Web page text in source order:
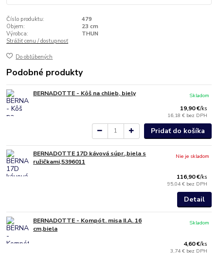
Číslo produktu:
479
Objem:
23 cm
Výrobca:
THUN
Strážiť cenu / dostupnosť
Do obľúbených
Podobné produkty
BERNADOTTE - Kôš na chlieb, biely
19,90 €/ks
16,18 € bez DPH
Skladom
Pridať do košíka
BERNADOTTE 17D kávová súpr.,biela s
ružičkami,5396011
116,90 €/ks
95,04 € bez DPH
Nie je skladom
Detail
BERNADOTTE - Kompót. misa II.A. 16
cm,biela
4,60 €/ks
3,74 € bez DPH
Skladom